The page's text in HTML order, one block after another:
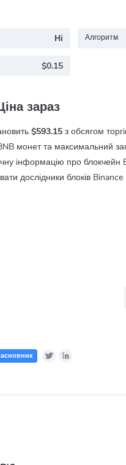
Ні Алгоритм
$0.15
зараз
$593.15 з обсягом
монет та максимальний
інформацію про блокчейн
дослідники блоків
створена біржею
але пізніше була
Coin?
BNB включають знижки на
Крім того, BNB має